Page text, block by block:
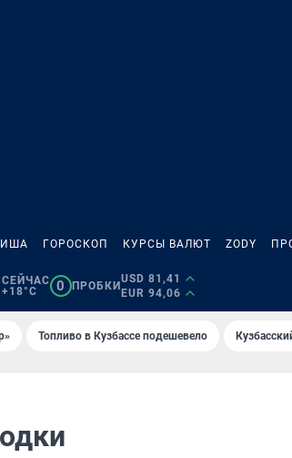
ГОРОСКОП КУРСЫ ВАЛЮТ ZODY
СЕЙЧАС
+18°C
0 ПРОБКИ
USD 81,41
EUR 94,06
Топливо в Кузбассе подешевело